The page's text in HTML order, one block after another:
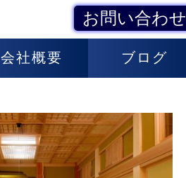
お問い合わせ
会社概要 ブログ